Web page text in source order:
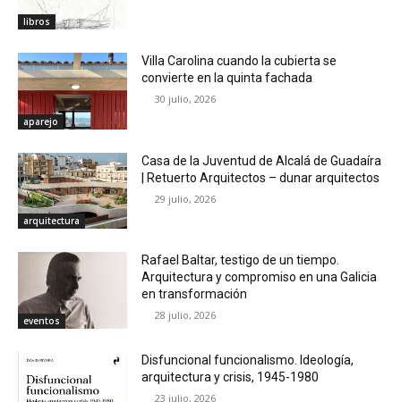
libros
aparejo
Villa Carolina cuando la cubierta se
convierte en la quinta fachada
30 julio, 2026
arquitectura
Casa de la Juventud de Alcalá de Guadaíra
| Retuerto Arquitectos – dunar arquitectos
29 julio, 2026
eventos
Rafael Baltar, testigo de un tiempo.
Arquitectura y compromiso en una Galicia
en transformación
28 julio, 2026
Disfuncional funcionalismo. Ideología,
arquitectura y crisis, 1945-1980
23 julio, 2026